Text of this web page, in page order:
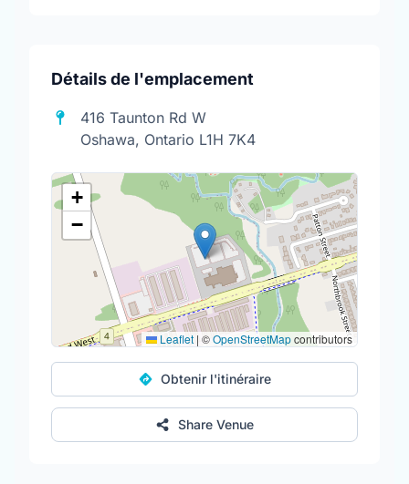
Détails de l'emplacement
416 Taunton Rd W
Oshawa, Ontario L1H 7K4
+
−
Leaflet | ©OpenStreetMapcontributors
Obtenir l'itinéraire
Share Venue